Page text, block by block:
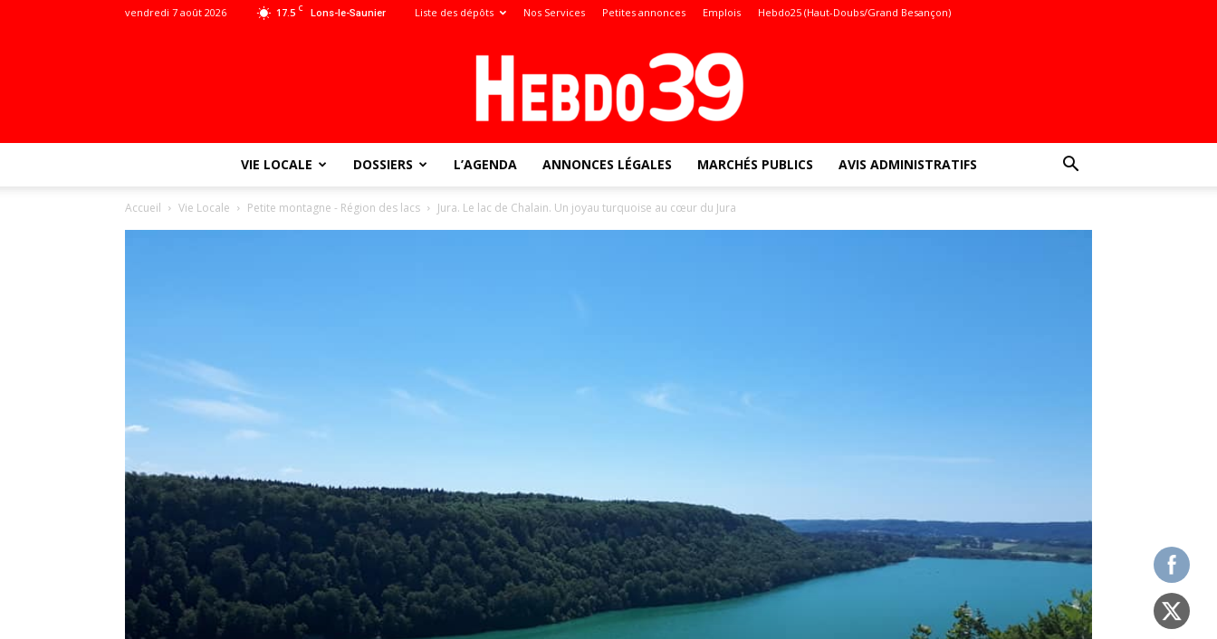
17.5 C Lons-le-Saunier
vendredi 7 août 2026 Liste des dépôts Nos Services Petites annonces Emplois Hebdo25 (Haut-Doubs/Grand Besançon)
l'info
VIE LOCALE DOSSIERS L’AGENDA ANNONCES LÉGALES MARCHÉS PUBLICS AVIS ADMINISTRATIFS
Accueil Vie Locale Petite montagne - Région des lacs Jura. Le lac de Chalain. Un joyau turquoise au cœur du Jura